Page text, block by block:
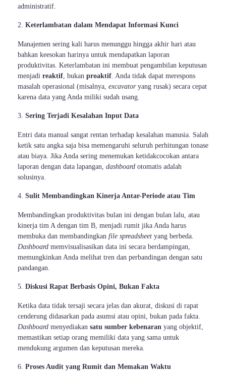
administratif.
Keterlambatan dalam Mendapat Informasi Kunci
Manajemen sering kali harus menunggu hingga akhir hari atau
bahkan keesokan harinya untuk mendapatkan laporan
produktivitas. Keterlambatan ini membuat pengambilan keputusan
menjadi reaktif , bukan proaktif . Anda tidak dapat merespons
masalah operasional (misalnya, excavatoryang rusak) secara cepat
karena data yang Anda miliki sudah usang.
Sering Terjadi Kesalahan Input Data
Entri data manual sangat rentan terhadap kesalahan manusia. Salah
ketik satu angka saja bisa memengaruhi seluruh perhitungan tonase
atau biaya. Jika Anda sering menemukan ketidakcocokan antara
laporan dengan data lapangan, dashboard otomatis adalah
solusinya.
Sulit Membandingkan Kinerja Antar-Periode atau Tim
Membandingkan produktivitas bulan ini dengan bulan lalu, atau
kinerja tim A dengan tim B, menjadi rumit jika Anda harus
membuka dan membandingkan file spreadsheet yang berbeda.
Dashboard memvisualisasikan data ini secara berdampingan,
memungkinkan Anda melihat tren dan perbandingan dengan satu
pandangan.
Diskusi Rapat Berbasis Opini, Bukan Fakta
Ketika data tidak tersaji secara jelas dan akurat, diskusi di rapat
cenderung didasarkan pada asumsi atau opini, bukan pada fakta.
Dashboard menyediakan satu sumber kebenaran yang objektif,
memastikan setiap orang memiliki data yang sama untuk
mendukung argumen dan keputusan mereka.
Proses Audit yang Rumit dan Memakan Waktu